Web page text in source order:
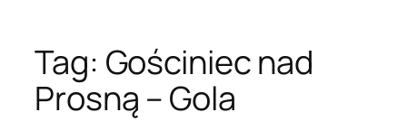
Tag: Gościniec nad
Prosną – Gola